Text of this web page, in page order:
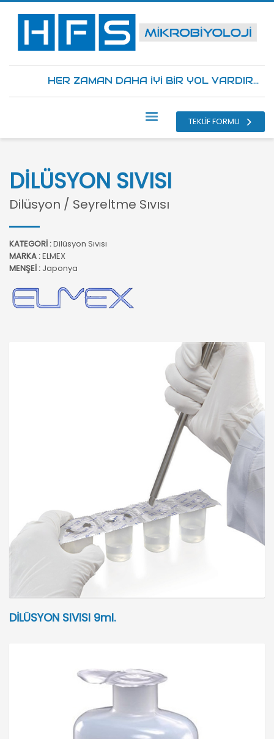
HER ZAMAN DAHA İYİ BİR YOL VARDIR...
TEKLİF FORMU
DİLÜSYON SIVISI
Dilüsyon / Seyreltme Sıvısı
KATEGORİ :Dilüsyon Sıvısı
MARKA :ELMEX
MENŞEİ : Japonya
DİLÜSYON SIVISI 9ml.